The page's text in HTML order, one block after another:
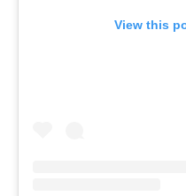
View this